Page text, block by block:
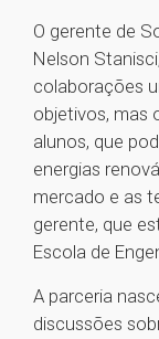
O gerente de
Nelson
colaborações
objetivos, mas
alunos, que
energias
mercado e as
gerente, que
Escola de
A parceria
discussões